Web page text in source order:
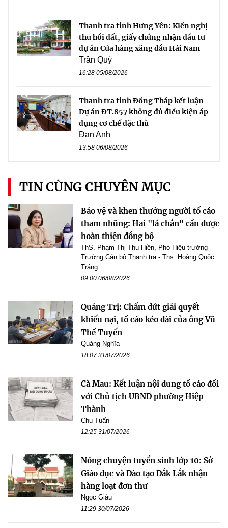
Thanh tra tỉnh Hưng Yên: Kiến nghị
thu hồi đất, giấy chứng nhận đầu tư
dự án Cửa hàng xăng dầu Hải Nam
Trần Quý
16:28 05/08/2026
Thanh tra tỉnh Đồng Tháp kết luận
Dự án ĐT.857 không đủ điều kiện áp
dụng cơ chế đặc thù
Đan Anh
13:58 06/08/2026
TIN CÙNG CHUYÊN MỤC
Bảo vệ và khen thưởng người tố cáo
tham nhũng: Hai "lá chắn" cần được
hoàn thiện đồng bộ
ThS. Phạm Thị Thu Hiền, Phó Hiệu trường
Trường Cán bộ Thanh tra - Ths. Hoàng Quốc
Tráng
09:00 06/08/2026
Quảng Trị: Chấm dứt giải quyết
khiếu nại, tố cáo kéo dài của ông Vũ
Thế Tuyến
Quảng Nghĩa
18:07 31/07/2026
Cà Mau: Kết luận nội dung tố cáo đối
với Chủ tịch UBND phường Hiệp
Thành
Chu Tuấn
12:25 31/07/2026
Nóng chuyện tuyển sinh lớp 10: Sở
Giáo dục và Đào tạo Đắk Lắk nhận
hàng loạt đơn thư
Ngọc Giàu
11:29 30/07/2026